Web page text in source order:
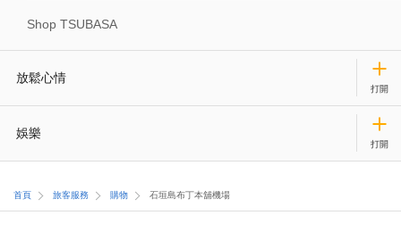
Shop TSUBASA
放鬆心情
娛樂
首頁 旅客服務 購物 石垣島布丁本舖機場